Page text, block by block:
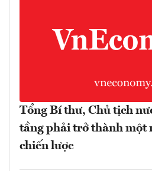
Tổng Bí thư, Chủ tịch
tầng phải trở thành một
chiến lược